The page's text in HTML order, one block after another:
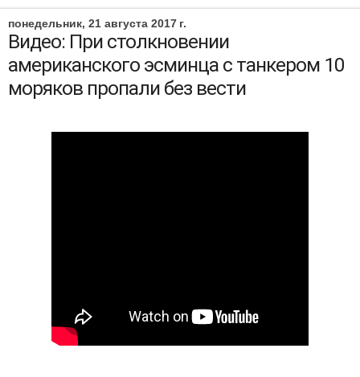
понедельник, 21 августа 2017 г.
Видео: При столкновении
американского эсминца с танкером 10
моряков пропали без вести